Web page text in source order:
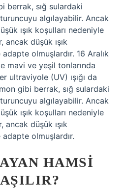
berrak, sığ sulardaki
turuncuyu algılayabilir. Ancak
ışık koşulları nedeniyle
düşük ışık
olmuşlardır. 16 Aralık
mavi ve yeşil tonlarında
ultraviyole (UV) ışığı da
gibi berrak, sığ sulardaki
turuncuyu algılayabilir. Ancak
ışık koşulları nedeniyle
düşük ışık
olmuşlardır.
HAMSI